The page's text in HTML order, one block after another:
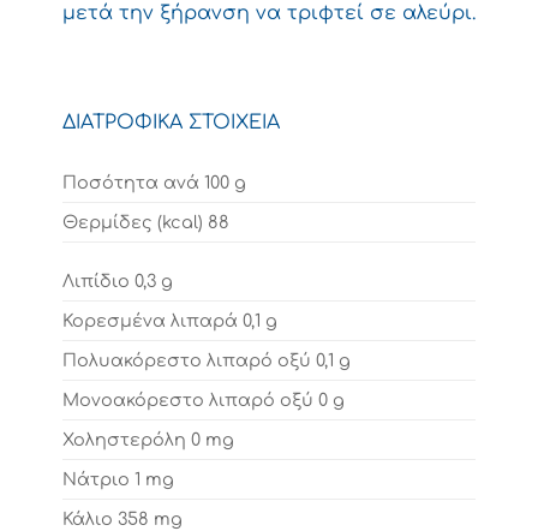
μετά την ξήρανση να τριφτεί σε αλεύρι.
ΔΙΑΤΡΟΦΙΚΑ ΣΤΟΙΧΕΙΑ
Ποσότητα ανά 100 g
Θερμίδες (kcal) 88
Λιπίδιο 0,3 g
Κορεσμένα λιπαρά 0,1 g
Πολυακόρεστο λιπαρό οξύ 0,1 g
Μονοακόρεστο λιπαρό οξύ 0 g
Χοληστερόλη 0 mg
Νάτριο 1 mg
Κάλιο 358 mg